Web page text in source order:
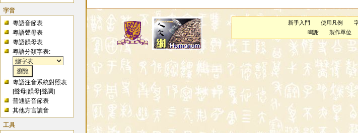
字音
粵語音節表
粵語聲母表
粵語韻母表
粵語分類字表:
粵語注音系統對照表
[聲母 |韻母 |聲調]
普通話音節表
其他方言讀音
工具
新手入門 使用凡例
鳴謝
製作單位